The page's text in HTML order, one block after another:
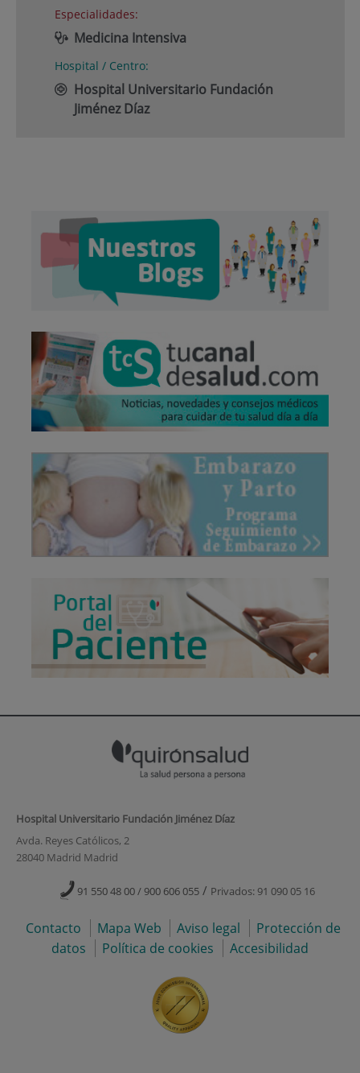
Especialidades:
Medicina Intensiva
Hospital / Centro:
Hospital Universitario Fundación
Jiménez Díaz
Hospital Universitario Fundación Jiménez Díaz
Avda. Reyes Católicos, 2
28040 Madrid Madrid
91 550 48 00 / 900 606 055 / Privados: 91 090 05 16
Contacto Mapa Web Aviso legal
Protección de
datos
Política de cookies Accesibilidad